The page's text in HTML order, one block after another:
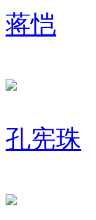
蒋恺
孔宪珠